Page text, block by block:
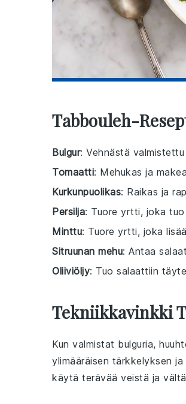
Tabbouleh-
Bulgur: Vehnästä
Tomaatti: Mehukas ja
Kurkunpuolikas: Raikas ja
Persilja: Tuore yrtti, joka
Minttu: Tuore yrtti, joka
Sitruunan mehu: Antaa
Oliiviöljy: Tuo salaattiin
Tekniikkavinkki
Kun valmistat bulguria,
ylimääräisen tärkkelyksen
käytä terävää veistä ja